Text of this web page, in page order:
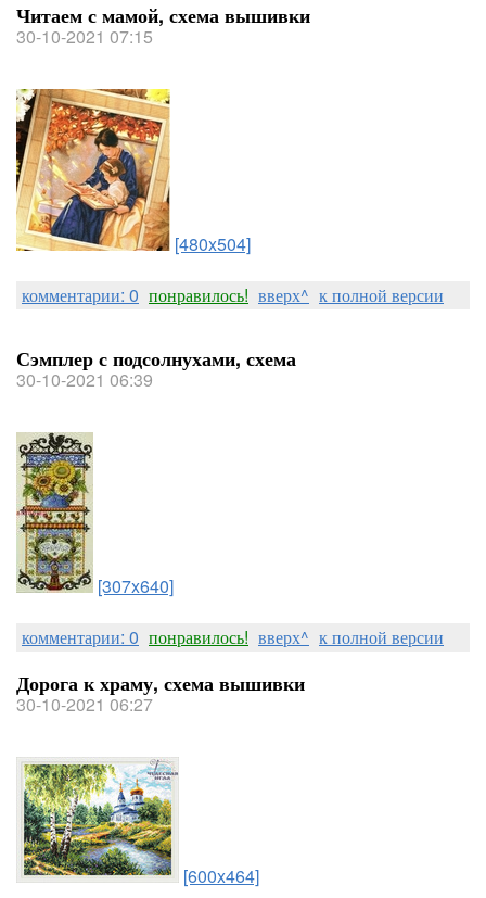
Читаем с мамой, схема вышивки
30-10-2021 07:15
[480x504]
комментарии: 0 понравилось! вверх^ к полной версии
Сэмплер с подсолнухами, схема
30-10-2021 06:39
[307x640]
комментарии: 0 понравилось! вверх^ к полной версии
Дорога к храму, схема вышивки
30-10-2021 06:27
[600x464]